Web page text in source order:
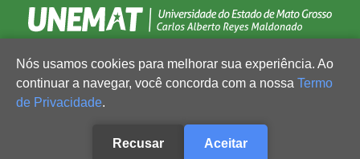
Nós usamos cookies para melhorar sua experiência. Ao
continuar a navegar, você concorda com a nossa Termo
de Privacidade.
Recusar Aceitar